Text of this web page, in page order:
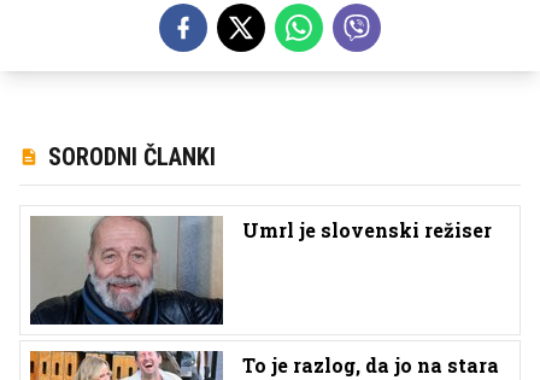
SORODNI ČLANKI
Umrl je slovenski režiser
To je razlog, da jo na stara